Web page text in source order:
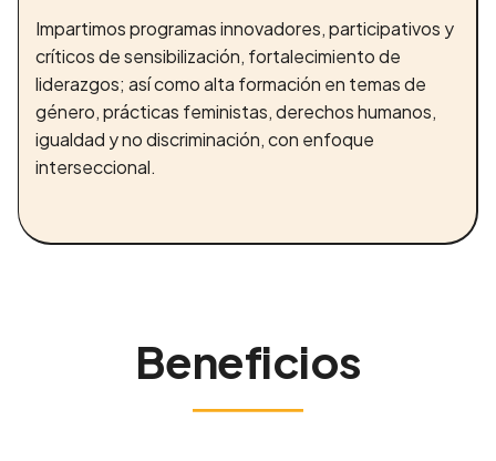
Impartimos programas innovadores, participativos y
críticos de sensibilización, fortalecimiento de
liderazgos; así como alta formación en temas de
género, prácticas feministas, derechos humanos,
igualdad y no discriminación, con enfoque
interseccional.
Beneficios